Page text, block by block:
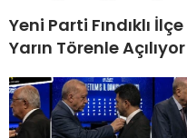
Yeni Parti Fındıklı
Yarın Törenle Açılıyor